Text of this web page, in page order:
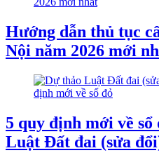
Hướng dẫn thủ tục
Nội năm 2026 mới
5 quy định mới về
Luật Đất đai (sửa